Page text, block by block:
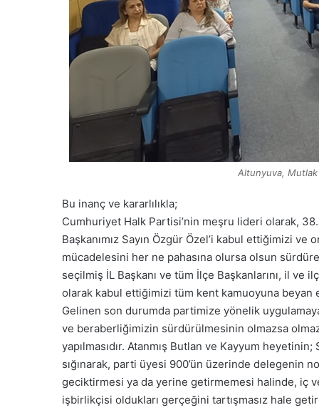
Altunyuva,
Bu inanç ve kararlılıkla;
Cumhuriyet Halk Partisi’nin meşru lideri olarak,
Başkanımız Sayın Özgür Özel’i kabul ettiğimizi
mücadelesini her ne pahasına olursa olsun
seçilmiş İL Başkanı ve tüm İlçe Başkanlarını, il ve
olarak kabul ettiğimizi tüm kent kamuoyuna beyan
Gelinen son durumda partimize yönelik
ve beraberliğimizin sürdürülmesinin olmazsa
yapılmasıdır. Atanmış Butlan ve Kayyum
sığınarak, parti üyesi 900’ün üzerinde delegenin
geciktirmesi ya da yerine getirmemesi halinde, iç
işbirlikçisi oldukları gerçeğini tartışmasız hale